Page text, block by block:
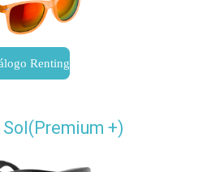
Renting
+)